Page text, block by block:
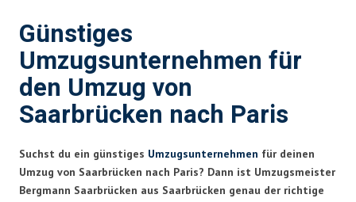
Günstiges
Umzugsunternehmen für
den Umzug von
Saarbrücken nach Paris
Suchst du ein günstiges Umzugsunternehmen für deinen
Umzug von Saarbrücken nach Paris? Dann ist Umzugsmeister
Bergmann Saarbrücken aus Saarbrücken genau der richtige